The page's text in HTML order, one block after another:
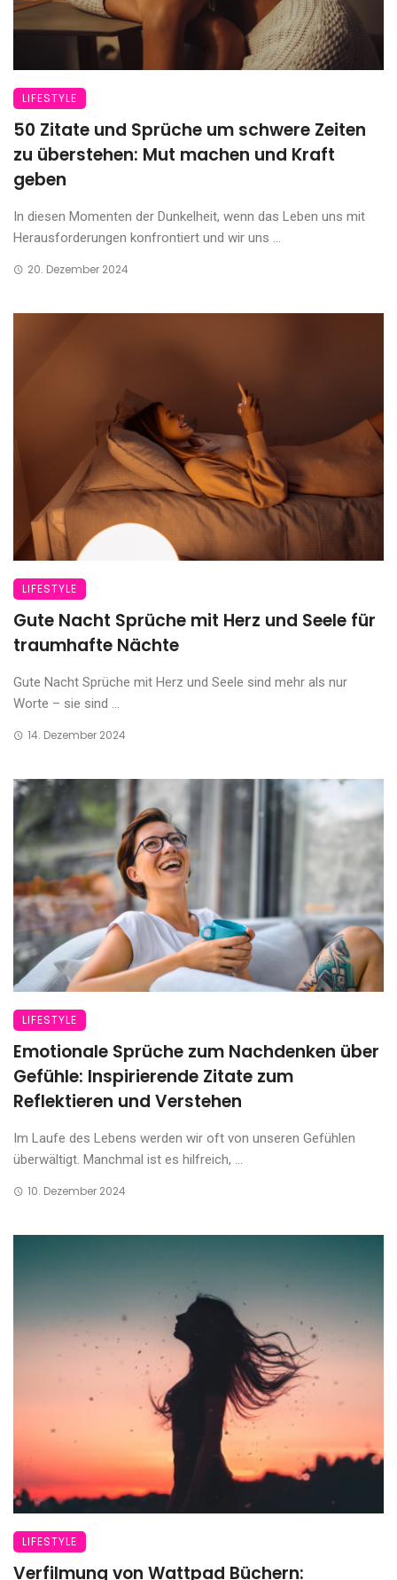
LIFESTYLE
50 Zitate und Sprüche um schwere Zeiten
zu überstehen: Mut machen und Kraft
geben
In diesen Momenten der Dunkelheit, wenn das Leben uns mit
Herausforderungen konfrontiert und wir uns ...
20. Dezember 2024
LIFESTYLE
Gute Nacht Sprüche mit Herz und Seele für
traumhafte Nächte
Gute Nacht Sprüche mit Herz und Seele sind mehr als nur
Worte – sie sind ...
14. Dezember 2024
LIFESTYLE
Emotionale Sprüche zum Nachdenken über
Gefühle: Inspirierende Zitate zum
Reflektieren und Verstehen
Im Laufe des Lebens werden wir oft von unseren Gefühlen
überwältigt. Manchmal ist es hilfreich, ...
10. Dezember 2024
LIFESTYLE
Verfilmung von Wattpad Büchern: